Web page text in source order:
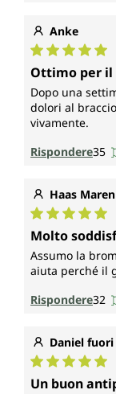
Anke
Valutazione
Ottimo per
Dopo una
dolori al
vivamente.
Rispondere35
Haas Maren
Valutazione
Molto
Assumo la
aiuta perché il
Rispondere32
Daniel fuori
Valutazione
Un buon